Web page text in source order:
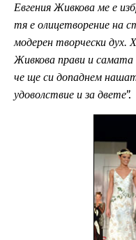
Евгения Живкова ме е
тя е олицетворение на
модерен творчески дух.
Живкова прави и самата
че ще си допаднем
удоволствие и за двете”.